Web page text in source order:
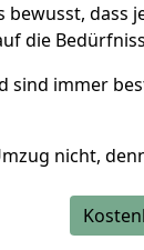
die
sind immer
nicht,